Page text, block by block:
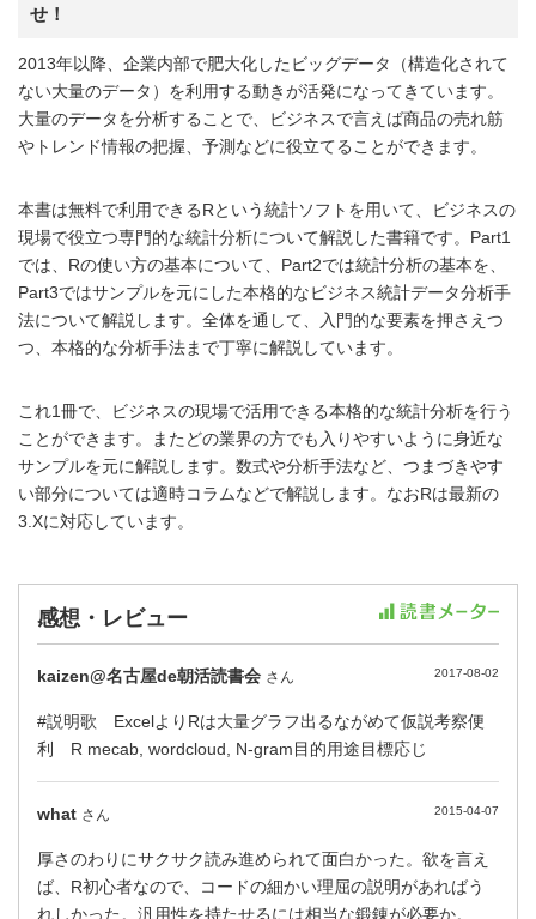
せ！
2013年以降、企業内部で肥大化したビッグデータ（構造化されて
ない大量のデータ）を利用する動きが活発になってきています。
大量のデータを分析することで、ビジネスで言えば商品の売れ筋
やトレンド情報の把握、予測などに役立てることができます。
本書は無料で利用できるRという統計ソフトを用いて、ビジネスの
現場で役立つ専門的な統計分析について解説した書籍です。Part1
では、Rの使い方の基本について、Part2では統計分析の基本を、
Part3ではサンプルを元にした本格的なビジネス統計データ分析手
法について解説します。全体を通して、入門的な要素を押さえつ
つ、本格的な分析手法まで丁寧に解説しています。
これ1冊で、ビジネスの現場で活用できる本格的な統計分析を行う
ことができます。またどの業界の方でも入りやすいように身近な
サンプルを元に解説します。数式や分析手法など、つまづきやす
い部分については適時コラムなどで解説します。なおRは最新の
3.Xに対応しています。
感想・レビュー
kaizen@名古屋de朝活読書会 さん 2017-08-02
#説明歌 ExcelよりRは大量グラフ出るながめて仮説考察便
利 R mecab, wordcloud, N-gram目的用途目標応じ
what さん 2015-04-07
厚さのわりにサクサク読み進められて面白かった。欲を言え
ば、R初心者なので、コードの細かい理屈の説明があればう
れしかった。汎用性を持たせるには相当な鍛錬が必要か。